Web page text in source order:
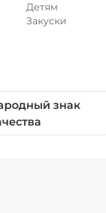
Детям
Закуски
знак